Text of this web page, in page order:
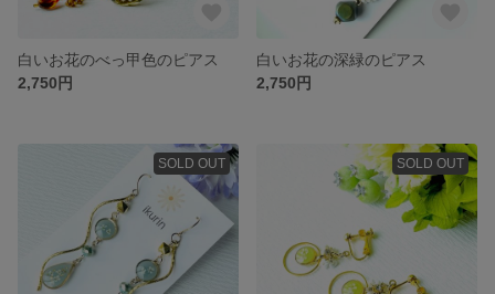
白いお花のべっ甲色のピアス
2,750円
白いお花の深緑のピアス
2,750円
SOLD OUT SOLD OUT